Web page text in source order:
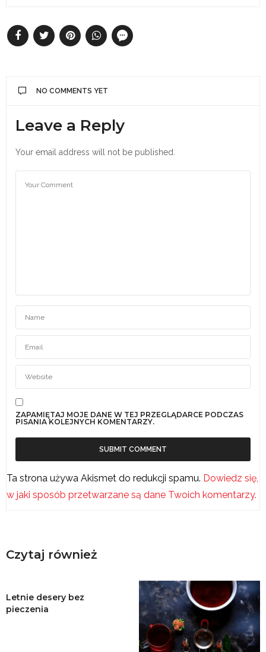
NO COMMENTS YET
Leave a Reply
Your email address will not be published.
ZAPAMIĘTAJ MOJE DANE W TEJ PRZEGLĄDARCE PODCZAS
PISANIA KOLEJNYCH KOMENTARZY.
Ta strona używa Akismet do redukcji spamu. Dowiedz się,
w jaki sposób przetwarzane są dane Twoich komentarzy.
Czytaj również
Letnie desery bez
pieczenia